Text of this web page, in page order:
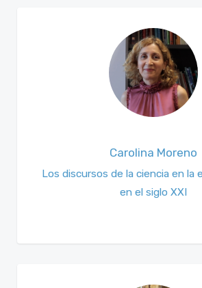
Carolina Moreno
Los discursos de la ciencia en la
en el siglo XXI